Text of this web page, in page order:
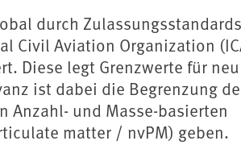
durch
Aviation Organization
Diese legt Grenzwerte für neu
ist dabei die Begrenzung
Anzahl- und Masse-basierten
matter / nvPM) geben.